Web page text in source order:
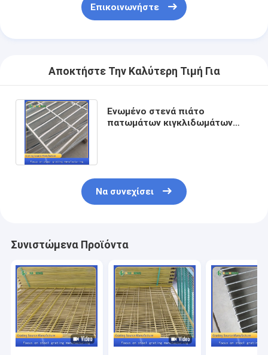
Επικοινωνήστε
Αποκτήστε Την Καλύτερη Τιμή Για
Ενωμένο στενά πιάτο
πατωμάτων κιγκλιδωμάτων
Να συνεχίσει
Συνιστώμενα Προϊόντα